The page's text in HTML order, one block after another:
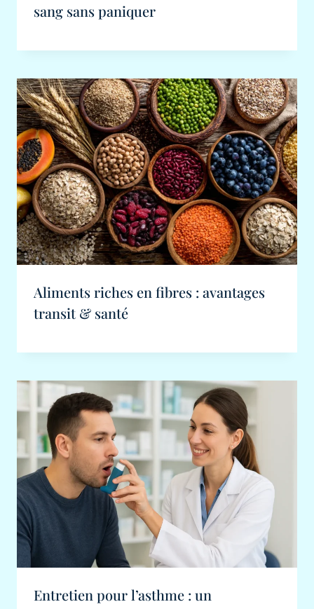
sang sans paniquer
Aliments riches en fibres : avantages
transit & santé
Entretien pour l’asthme : un